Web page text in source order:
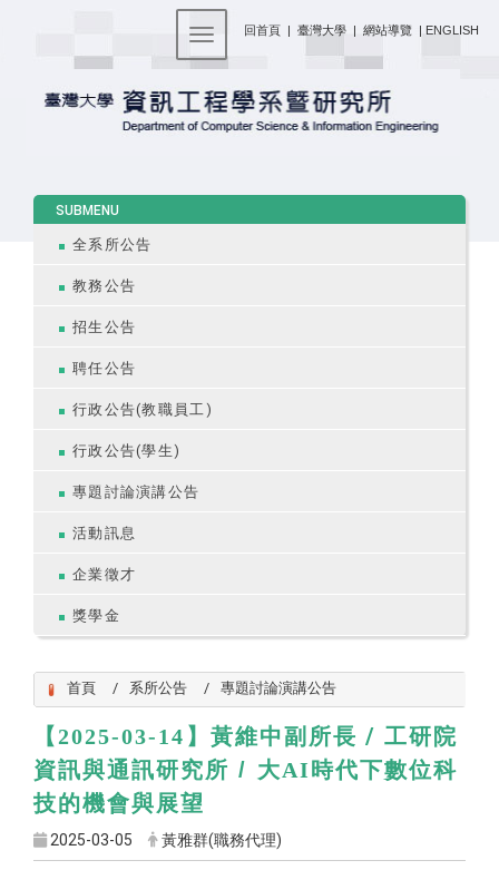
回首頁 | 臺灣大學 | 網站導覽 | ENGLISH
Toggle navigation
SUBMENU
全系所公告
教務公告
招生公告
聘任公告
行政公告(教職員工)
行政公告(學生)
專題討論演講公告
活動訊息
企業徵才
獎學金
首頁 系所公告 專題討論演講公告
【2025-03-14】 黃維中副所長 /工研院
資訊與通訊研究所 / 大AI時代下數位科
技的機會與展望
2025-03-05 黃雅群(職務代理)